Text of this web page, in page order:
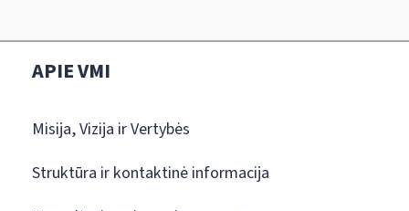
APIE VMI
Misija, Vizija ir Vertybės
Struktūra ir kontaktinė informacija